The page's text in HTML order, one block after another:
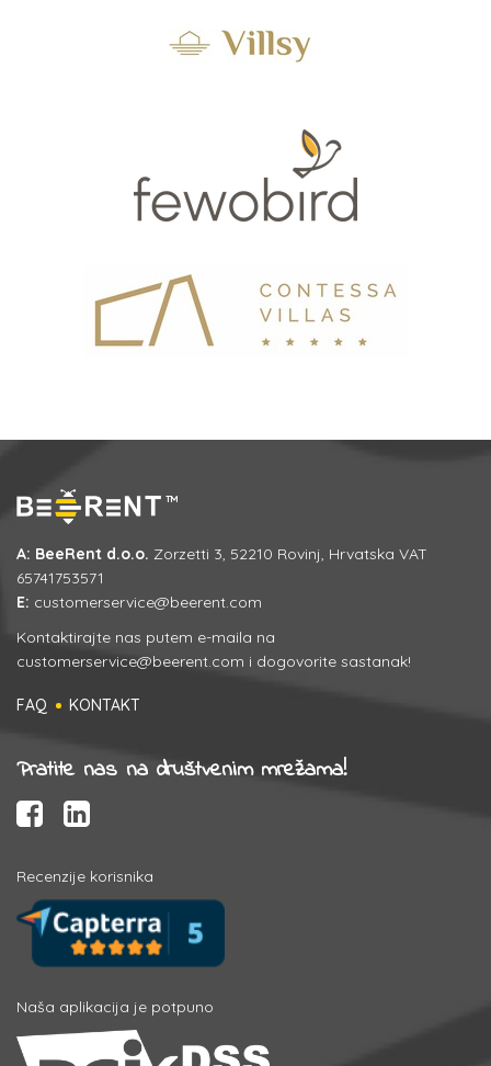
A: BeeRent d.o.o. Zorzetti 3, 52210 Rovinj, Hrvatska VAT
65741753571
E: customerservice@beerent.com
Kontaktirajte nas putem e-maila na
customerservice@beerent.com i dogovorite sastanak!
FAQ KONTAKT
Pratite nas na društvenim mrežama!
Recenzije korisnika
Naša aplikacija je potpuno